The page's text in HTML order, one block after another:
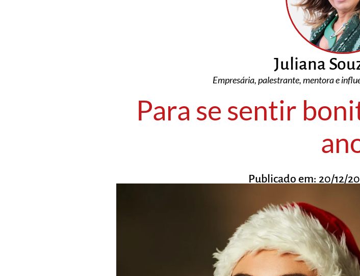
Juliana
Empresária, palestrante, mentora e
Para se sentir
Publicado em: 20/12/